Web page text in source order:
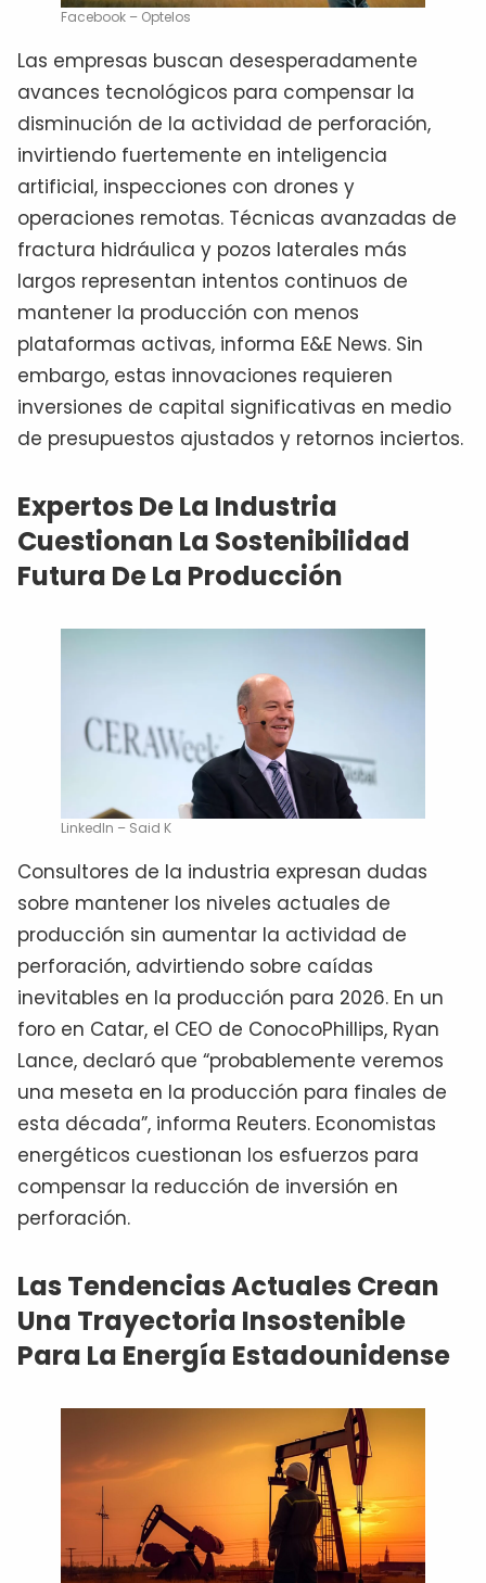
Facebook – Optelos
Las empresas buscan desesperadamente
avances tecnológicos para compensar la
disminución de la actividad de perforación,
invirtiendo fuertemente en inteligencia
artificial, inspecciones con drones y
operaciones remotas. Técnicas avanzadas de
fractura hidráulica y pozos laterales más
largos representan intentos continuos de
mantener la producción con menos
plataformas activas, informa E&E News. Sin
embargo, estas innovaciones requieren
inversiones de capital significativas en medio
de presupuestos ajustados y retornos inciertos.
Expertos De La Industria
Cuestionan La Sostenibilidad
Futura De La Producción
LinkedIn – Said K
Consultores de la industria expresan dudas
sobre mantener los niveles actuales de
producción sin aumentar la actividad de
perforación, advirtiendo sobre caídas
inevitables en la producción para 2026. En un
foro en Catar, el CEO de ConocoPhillips, Ryan
Lance, declaró que “probablemente veremos
una meseta en la producción para finales de
esta década”, informa Reuters. Economistas
energéticos cuestionan los esfuerzos para
compensar la reducción de inversión en
perforación.
Las Tendencias Actuales Crean
Una Trayectoria Insostenible
Para La Energía Estadounidense